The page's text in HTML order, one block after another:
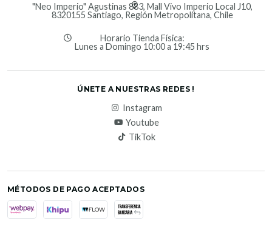
"Neo Imperio" Agustinas 883, Mall Vivo Imperio Local J10,
8320155 Santiago, Región Metropolitana, Chile
Horario Tienda Física:
Lunes a Domingo 10:00 a 19:45 hrs
ÚNETE A NUESTRAS REDES !
Instagram
Youtube
TikTok
MÉTODOS DE PAGO ACEPTADOS